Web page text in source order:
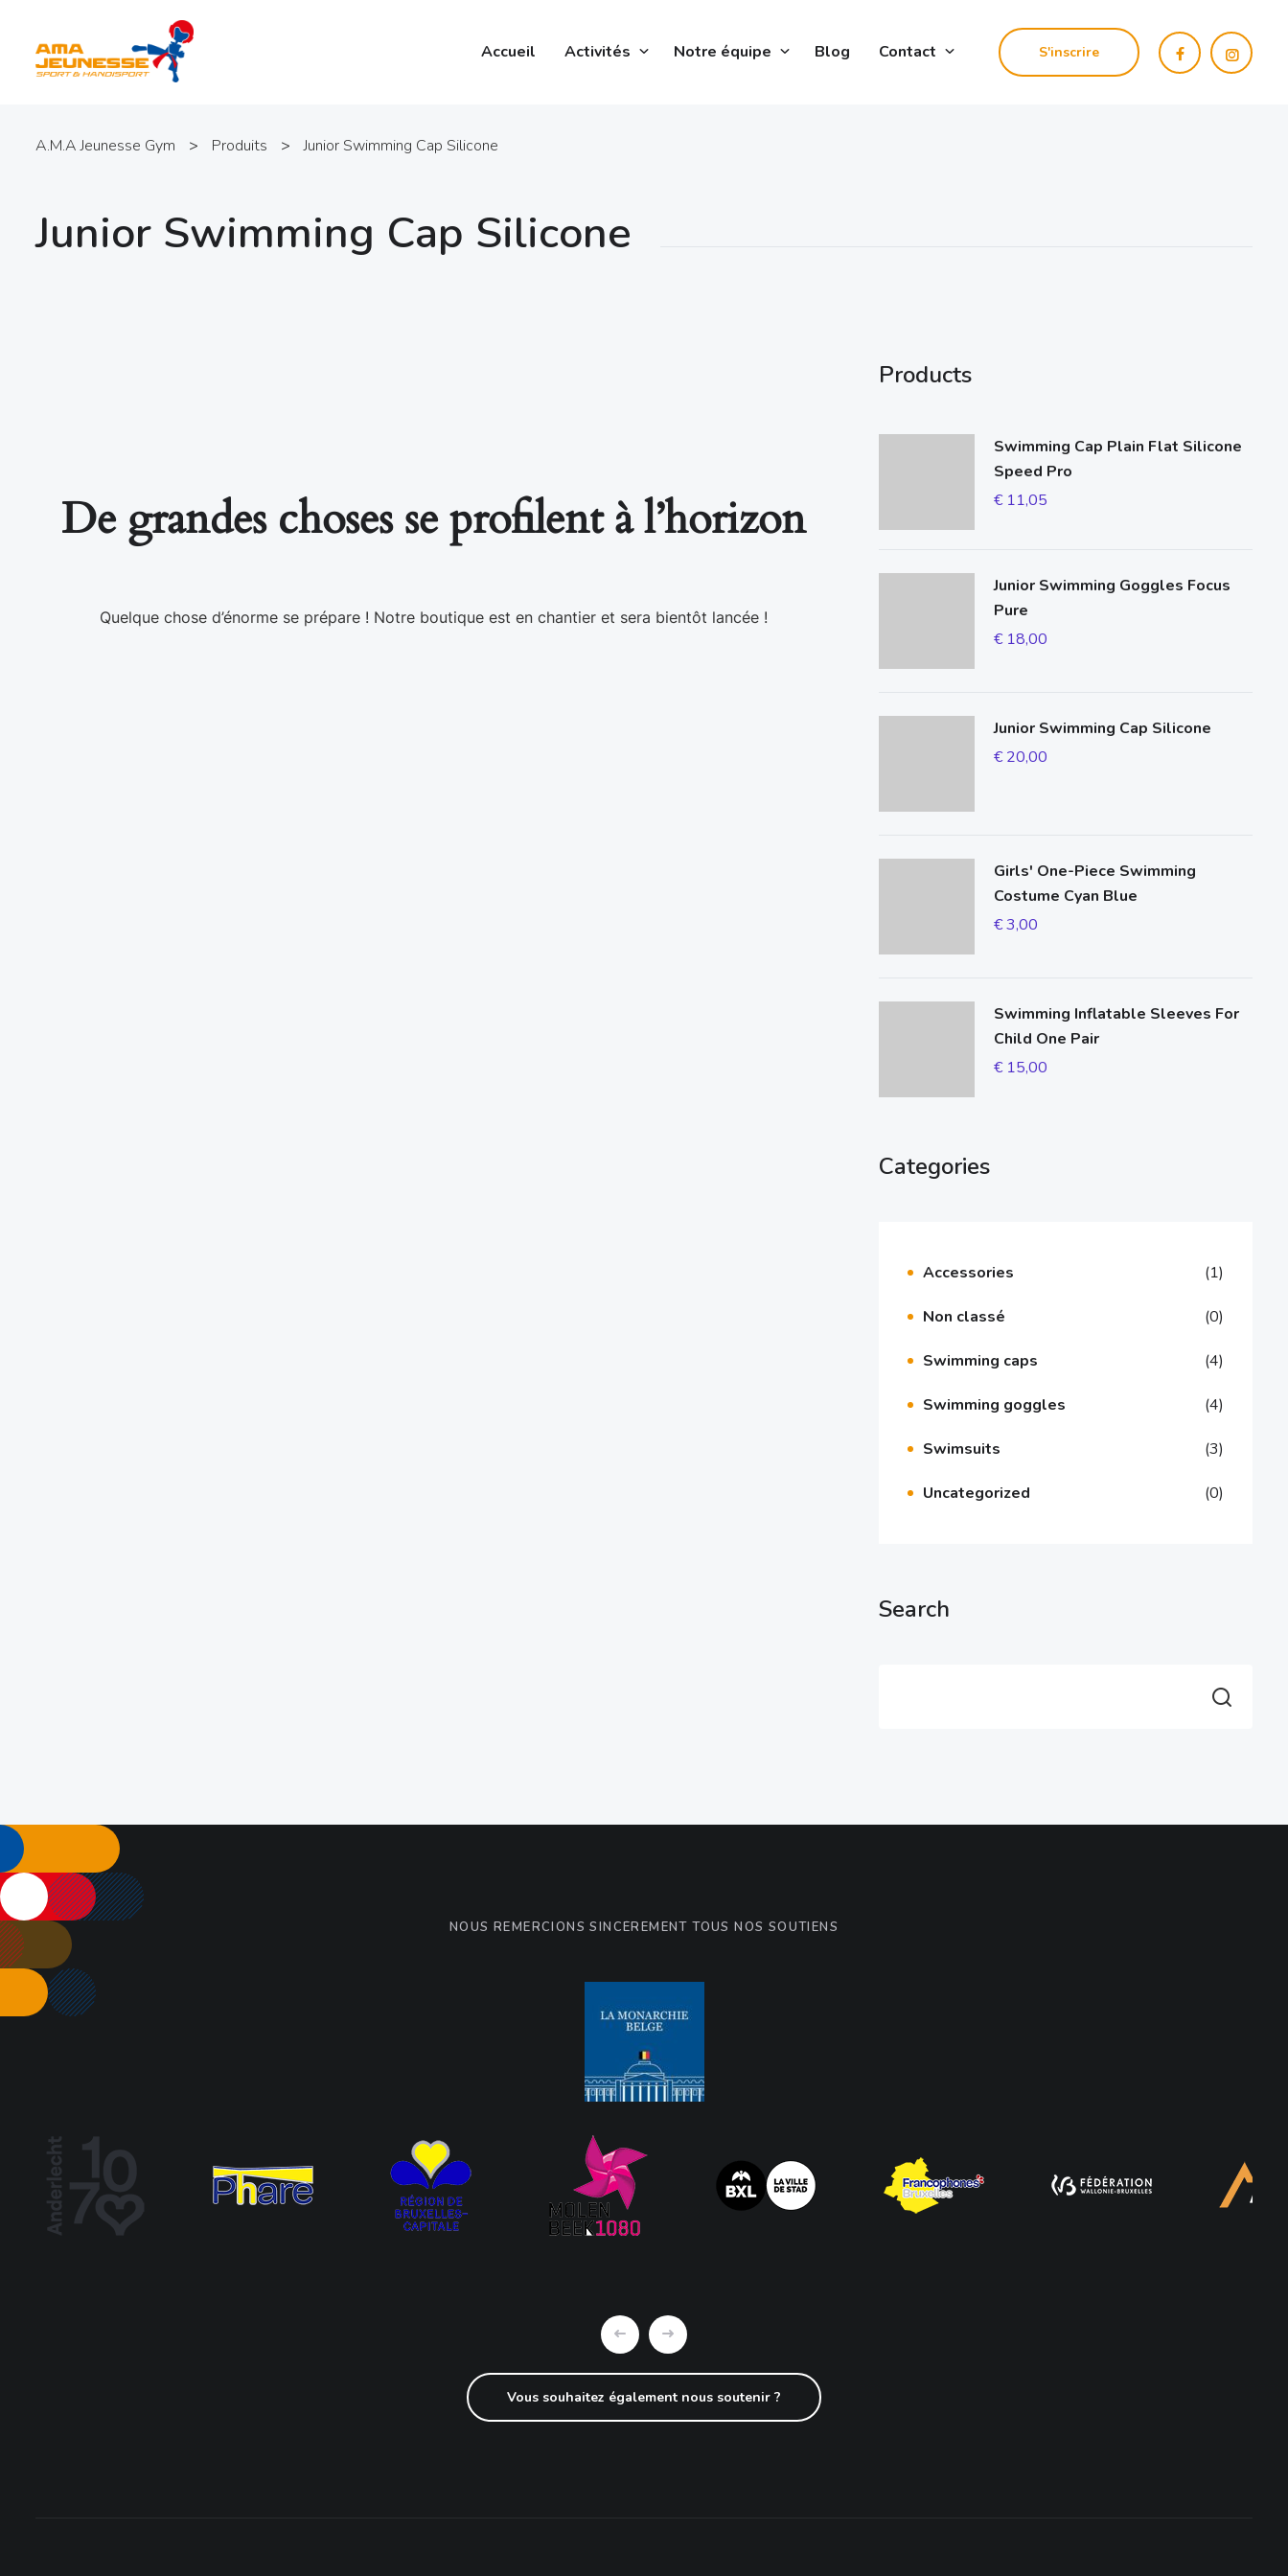
Accueil Activités Notre équipe Blog Contact S'inscrire
A.M.A Jeunesse Gym > Produits > Junior Swimming Cap Silicone
Junior Swimming Cap Silicone
De grandes choses se profilent à l’horizon
Quelque chose d’énorme se prépare ! Notre boutique est en chantier et sera bientôt lancée !
Products
Swimming Cap Plain Flat Silicone
Speed Pro
€11,05
Junior Swimming Goggles Focus
Pure
€18,00
Junior Swimming Cap Silicone
€20,00
Girls' One-Piece Swimming
Costume Cyan Blue
€3,00
Swimming Inflatable Sleeves For
Child One Pair
€15,00
Categories
Accessories (1)
Non classé (0)
Swimming caps (4)
Swimming goggles (4)
Swimsuits (3)
Uncategorized (0)
Search
NOUS REMERCIONS SINCÈREMENT TOUS NOS SOUTIENS
Vous souhaitez également nous soutenir ?